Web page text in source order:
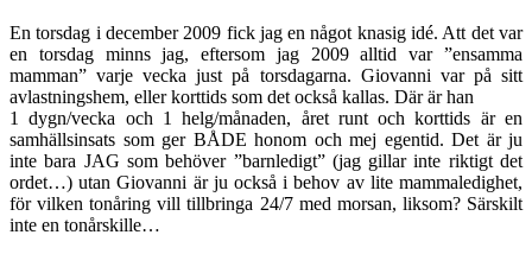
En torsdag i december 2009 fick jag en något knasig idé. Att det var
en torsdag minns jag, eftersom jag 2009 alltid var ”ensamma
mamman” varje vecka just på torsdagarna. Giovanni var på sitt
avlastningshem, eller korttids som det också kallas. Där är han
1 dygn/vecka och 1 helg/månaden, året runt och korttids är en
samhällsinsats som ger BÅDE honom och mej egentid. Det är ju
inte bara JAG som behöver ”barnledigt” (jag gillar inte riktigt det
ordet…) utan Giovanni är ju också i behov av lite mammaledighet,
för vilken tonåring vill tillbringa 24/7 med morsan, liksom? Särskilt
inte en tonårskille…